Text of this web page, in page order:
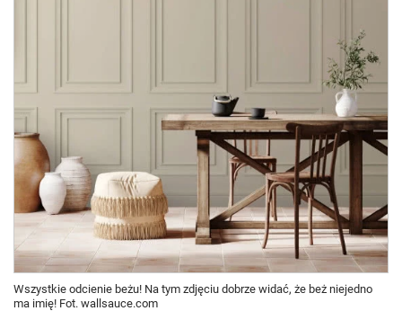
Wszystkie odcienie beżu! Na tym zdjęciu dobrze widać, że beż niejedno
ma imię! Fot. wallsauce.com